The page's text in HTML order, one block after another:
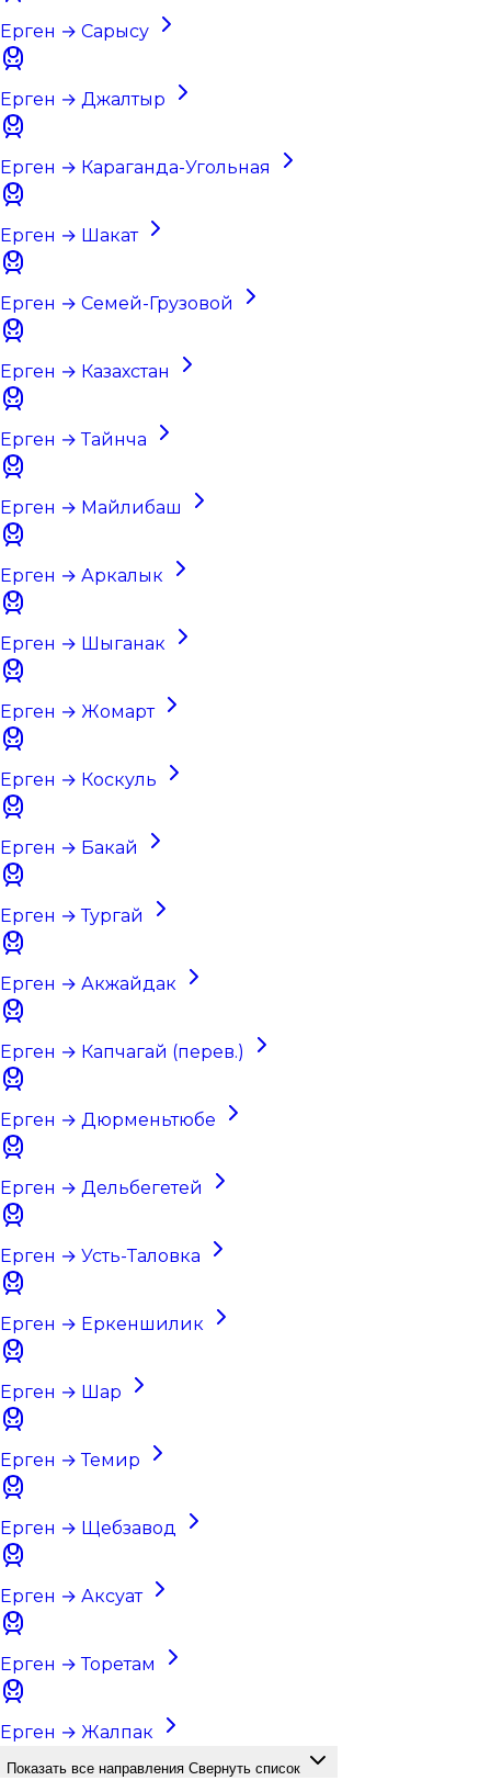
Ерген → Сарысу
Ерген → Джалтыр
Ерген → Караганда-Угольная
Ерген → Шакат
Ерген → Семей-Грузовой
Ерген → Казахстан
Ерген → Тайнча
Ерген → Майлибаш
Ерген → Аркалык
Ерген → Шыганак
Ерген → Жомарт
Ерген → Коскуль
Ерген → Бакай
Ерген → Тургай
Ерген → Акжайдак
Ерген → Капчагай (перев.)
Ерген → Дюрменьтюбе
Ерген → Дельбегетей
Ерген → Усть-Таловка
Ерген → Еркеншилик
Ерген → Шар
Ерген → Темир
Ерген → Щебзавод
Ерген → Аксуат
Ерген → Торетам
Ерген → Жалпак
Показать все направления Свернуть список